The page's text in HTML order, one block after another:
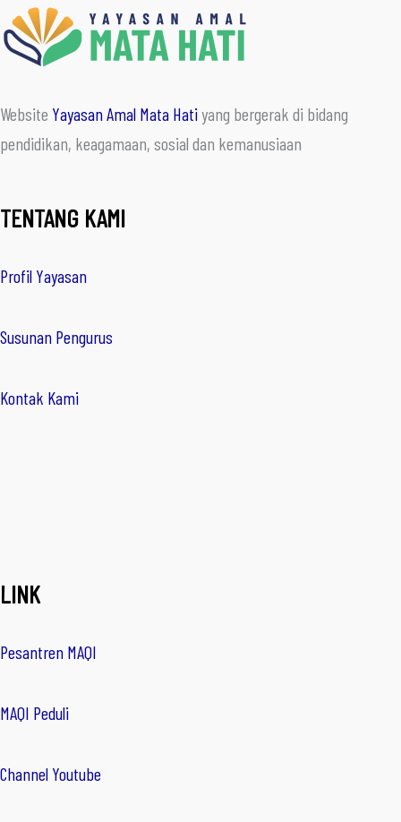
Website Yayasan Amal Mata Hatiyang bergerak di bidang
pendidikan, keagamaan, sosial dan kemanusiaan
TENTANG KAMI
Profil Yayasan
Susunan Pengurus
Kontak Kami
LINK
Pesantren MAQI
MAQI Peduli
Channel Youtube